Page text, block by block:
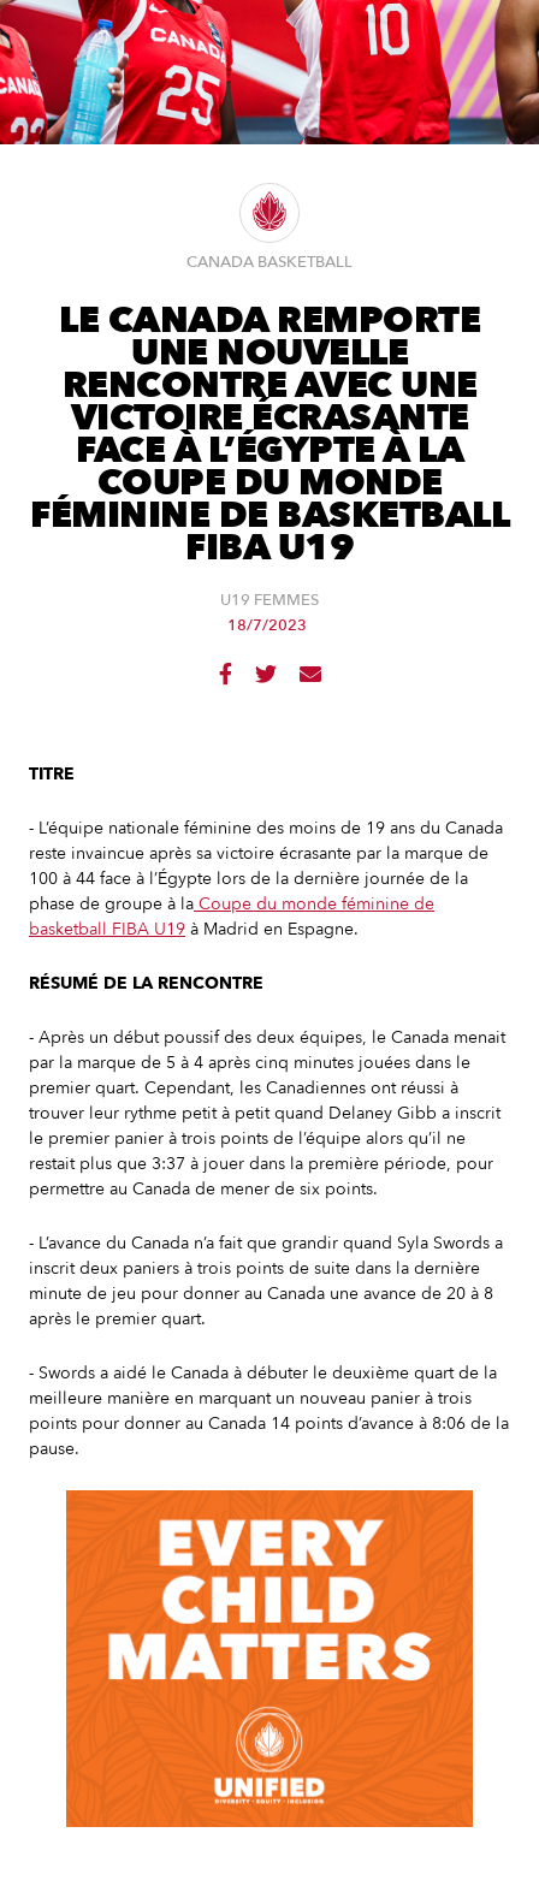
CANADA BASKETBALL
LE CANADA REMPORTE
UNE NOUVELLE
RENCONTRE AVEC UNE
VICTOIRE ÉCRASANTE
FACE À L’ÉGYPTE À LA
COUPE DU MONDE
FÉMININE DE BASKETBALL
FIBA U19
U19 FEMMES
18/7/2023
  
TITRE
- L’équipe nationale féminine des moins de 19 ans du Canada
reste invaincue après sa victoire écrasante par la marque de
100 à 44 face à l’Égypte lors de la dernière journée de la
phase de groupe à la Coupe du monde féminine de
basketball FIBA U19 à Madrid en Espagne.
RÉSUMÉ DE LA RENCONTRE
- Après un début poussif des deux équipes, le Canada menait
par la marque de 5 à 4 après cinq minutes jouées dans le
premier quart. Cependant, les Canadiennes ont réussi à
trouver leur rythme petit à petit quand Delaney Gibb a inscrit
le premier panier à trois points de l’équipe alors qu’il ne
restait plus que 3:37 à jouer dans la première période, pour
permettre au Canada de mener de six points.
- L’avance du Canada n’a fait que grandir quand Syla Swords a
inscrit deux paniers à trois points de suite dans la dernière
minute de jeu pour donner au Canada une avance de 20 à 8
après le premier quart.
- Swords a aidé le Canada à débuter le deuxième quart de la
meilleure manière en marquant un nouveau panier à trois
points pour donner au Canada 14 points d’avance à 8:06 de la
pause.